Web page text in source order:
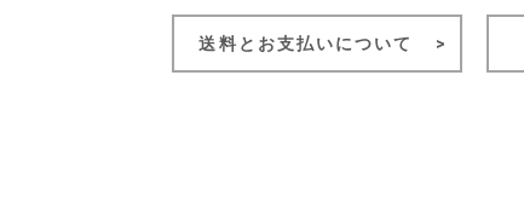
送料とお支払いについて